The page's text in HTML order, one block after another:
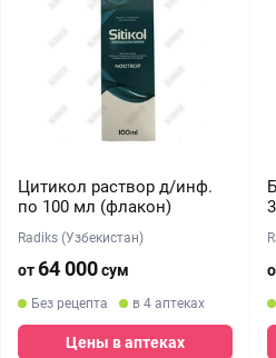
Цитикол раствор д/инф.
по 100 мл (флакон)
Radiks (Узбекистан)
от64 000сум
Без рецепта в 4 аптеках
Цены в аптеках